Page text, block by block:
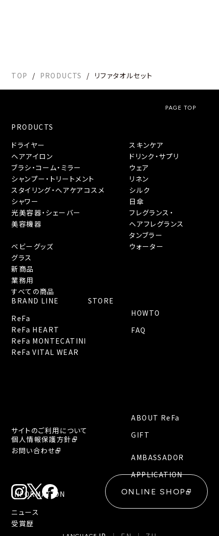
TOP PRODUCTS リファタオルセット
PAGE TOP
PRODUCTS
ドライヤー
ヘアアイロン
ブラシ・コーム・ミラー
シャンプー・トリートメント
スタイリング・へアケアコスメ
シャワー
光美容器・シェーバー
美容機器
スキンケア
ドリンク・サプリ
ウェア
リネン
シルク
日傘
フレグランス・
ヘアフレグランス
タンブラー
ベビーグッズ
ウォーター
グラス
新商品
業務用
すべての商品
HOWTO
FAQ
BRAND LINE
ReFa
ReFa HEART
ReFa MONTECATINI
ReFa VITAL WEAR
STORE
INFORMATION
ニュース
受賞歴
ABOUT ReFa
GIFT
AMBASSADOR
APPLICATION
サイトのご利用について
個人情報保護方針
お問い合わせ
ONLINE SHOP